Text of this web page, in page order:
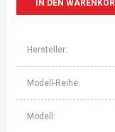
Hersteller:
Modell-Reihe:
Modell: